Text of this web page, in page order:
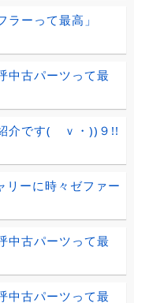
ーって最高」
中古パーツって最
介です(ゝｖ・))９!!
ーに時々ゼファー
中古パーツって最
中古パーツって最